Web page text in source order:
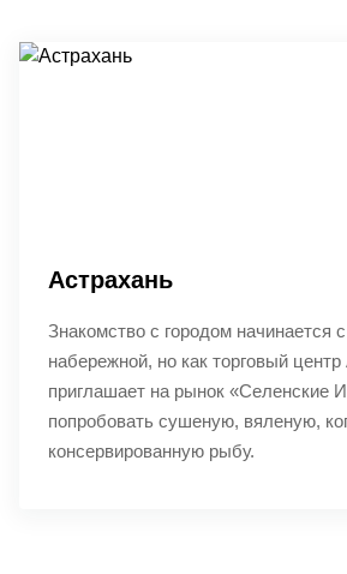
Астрахань
Знакомство с городом начинается
набережной, но как торговый
приглашает на рынок «Селенские
попробовать сушеную, вяленую,
консервированную рыбу.